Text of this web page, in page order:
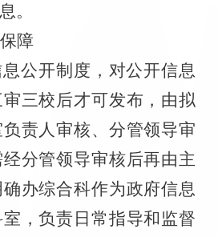
。
障
公开制度，对公开信息
三校后才可发布，由拟
责人审核、分管领导审
分管领导审核后再由主
办综合科作为政府信息
，负责日常指导和监督